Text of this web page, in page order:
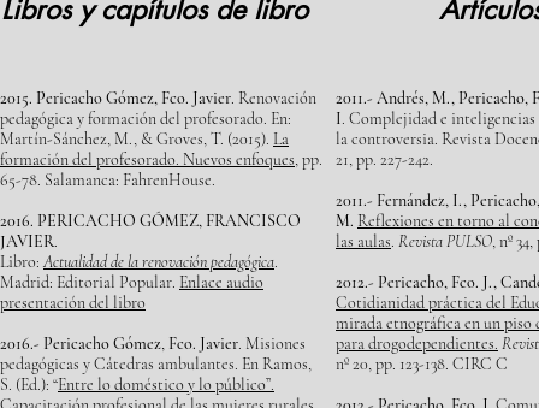
2015. Pericacho Gómez, Fco. Javier. Renovación
pedagógica y formación del profesorado. En:
Martín-Sánchez, M., & Groves, T. (2015). La
formación del profesorado. Nuevos enfoques,pp.
65-78. Salamanca: FahrenHouse.
2016. PERICACHO GÓMEZ, FRANCISCO
JAVIER.
Libro: Actualidad de la renovación pedagógica.
Madrid: Editorial Popular. Enlace audio
presentación del libro
2016.- Pericacho Gómez, Fco. Javier. Misiones
pedagógicas y Cátedras ambulantes. En Ramos,
S. (Ed.): “Entre lo doméstico y lo público”.
Libros y capítulos de libro
2011.- Andrés, M., Pericacho,
I. Complejidad e
la controversia. Revista
21, pp. 227-242.
2011.- Fernández, I.,
M. Reflexiones en torno al
las aulas. Revista PULSO, nº
2012.- Pericacho, Fco. J.,
Cotidianidad práctica del
mirada etnográfica en un
para drogodependientes.
nº 20, pp. 123-138. CIRC C